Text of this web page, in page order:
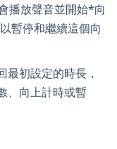
播放聲音並開始*向
暫停和繼續這個向
最初設定的時長，
、向上計時或暫